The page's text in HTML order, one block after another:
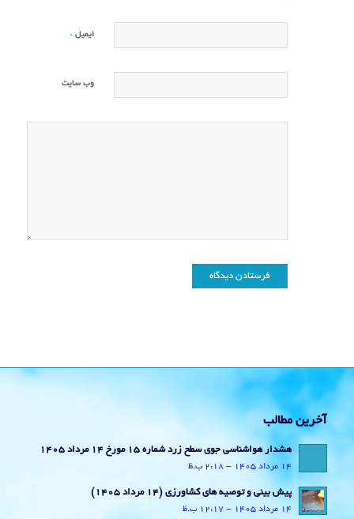
ایمیل *
وب‌ سایت
آخرین مطالب
هشدار هواشناسی جوی سطح زرد شماره 15 مورخ 14 مرداد 1405
14 مرداد 1405 - 2:18 ب.ظ
پیش بینی و توصیه های کشاورزی (14 مرداد ۱۴۰۵)
14 مرداد 1405 - 12:17 ب.ظ